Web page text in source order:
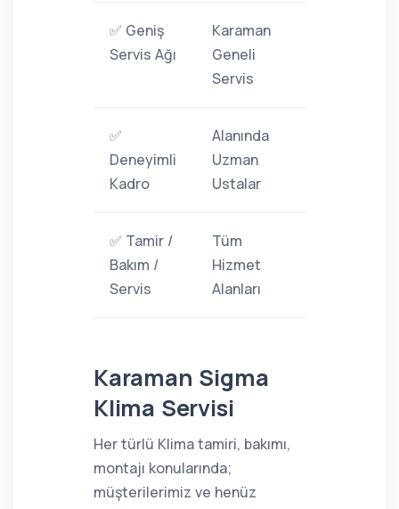
✅ Geniş
Servis Ağı
Karaman
Geneli
Servis
✅
Deneyimli
Kadro
Alanında
Uzman
Ustalar
✅ Tamir /
Bakım /
Servis
Tüm
Hizmet
Alanları
Karaman Sigma
Klima Servisi
Her türlü Klima tamiri, bakımı,
montajı konularında;
müşterilerimiz ve henüz